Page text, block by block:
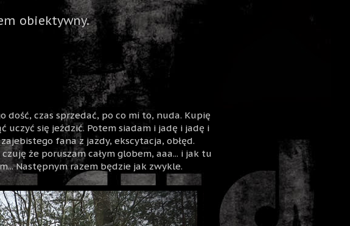
obiektywny.
czas sprzedać, po co mi to, nuda. Kupię
uczyć się jeździć. Potem siadam i jadę i jadę i
fana z jazdy, ekscytacja, obłęd.
że poruszam całym globem, aaa... i jak tu
Następnym razem będzie jak zwykle.